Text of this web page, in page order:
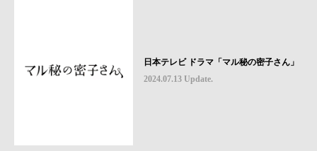
日本テレビ ドラマ「マル秘の密子さん」
2024.07.13 Update.